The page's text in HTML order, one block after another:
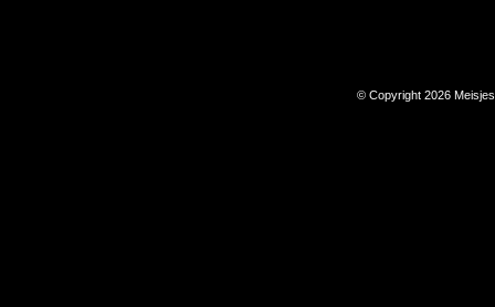
© Copyright 2026